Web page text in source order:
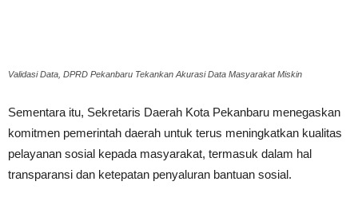
Validasi Data, DPRD Pekanbaru Tekankan Akurasi Data Masyarakat Miskin
Sementara itu, Sekretaris Daerah Kota Pekanbaru menegaskan
komitmen pemerintah daerah untuk terus meningkatkan kualitas
pelayanan sosial kepada masyarakat, termasuk dalam hal
transparansi dan ketepatan penyaluran bantuan sosial.